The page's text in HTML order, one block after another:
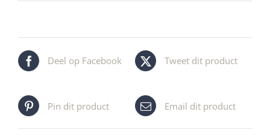
Deel op Facebook Tweet dit product
Pin dit product Email dit product